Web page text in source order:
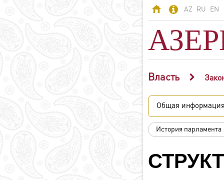
AZ RU EN
АЗЕРБАЙДЖАН
Азербайджан -
страна огней
Территория
Население
система
Власть
Общая
История парламента